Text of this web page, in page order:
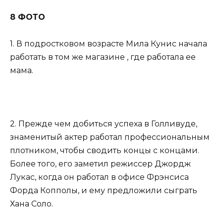
8 ФОТО
1. В подростковом возрасте Мила Кунис начала
работать в том же магазине , где работала ее
мама.
2. Прежде чем добиться успеха в Голливуде,
знаменитый актер работал профессиональным
плотником, чтобы сводить концы с концами.
Более того, его заметил режиссер Джордж
Лукас, когда он работал в офисе Фрэнсиса
Форда Копполы, и ему предложили сыграть
Хана Соло.